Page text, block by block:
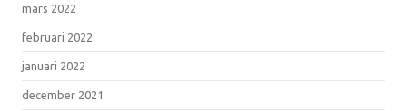
mars 2022
februari 2022
januari 2022
december 2021